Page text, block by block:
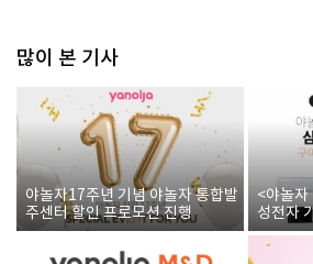
많이 본 기사
야놀자17주년 기념 야놀자 통합발
주센터 할인 프로모션 진행
<야놀자
성전자